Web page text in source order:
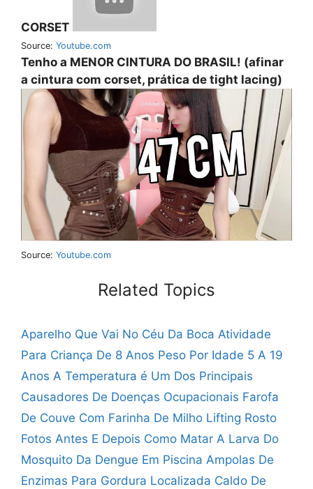
CORSET
Source: Youtube.com
Tenho a MENOR CINTURA DO BRASIL! (afinar
a cintura com corset, prática de tight lacing)
Source: Youtube.com
Related Topics
Aparelho Que Vai No Céu Da Boca Atividade
Para Criança De 8 Anos Peso Por Idade 5 A 19
Anos A Temperatura é Um Dos Principais
Causadores De Doenças Ocupacionais Farofa
De Couve Com Farinha De Milho Lifting Rosto
Fotos Antes E Depois Como Matar A Larva Do
Mosquito Da Dengue Em Piscina Ampolas De
Enzimas Para Gordura Localizada Caldo De